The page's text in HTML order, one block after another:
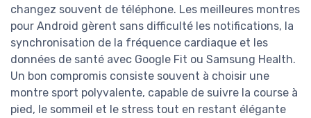
changez souvent de téléphone. Les meilleures montres
pour Android gèrent sans difficulté les notifications, la
synchronisation de la fréquence cardiaque et les
données de santé avec Google Fit ou Samsung Health.
Un bon compromis consiste souvent à choisir une
montre sport polyvalente, capable de suivre la course à
pied, le sommeil et le stress tout en restant élégante